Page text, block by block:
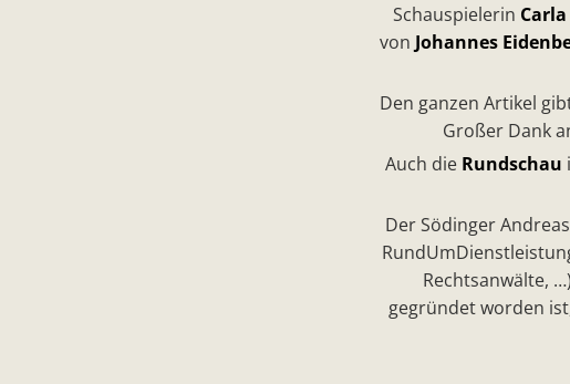
Schauspielerin
von Johannes
Den ganzen Artikel
Großer Dank
Auch die Rundschau
Der Södinger
Rechtsanwälte,
gegründet worden